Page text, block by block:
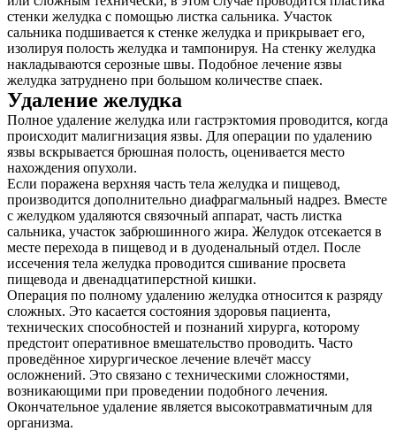
стенки желудка с помощью листка сальника. Участок
сальника подшивается к стенке желудка и прикрывает его,
изолируя полость желудка и тампонируя. На стенку желудка
накладываются серозные швы. Подобное лечение язвы
желудка затруднено при большом количестве спаек.
Удаление желудка
Полное удаление желудка или гастрэктомия проводится, когда
происходит малигнизация язвы. Для операции по удалению
язвы вскрывается брюшная полость, оценивается место
нахождения опухоли.
Если поражена верхняя часть тела желудка и пищевод,
производится дополнительно диафрагмальный надрез. Вместе
с желудком удаляются связочный аппарат, часть листка
сальника, участок забрюшинного жира. Желудок отсекается в
месте перехода в пищевод и в дуоденальный отдел. После
иссечения тела желудка проводится сшивание просвета
пищевода и двенадцатиперстной кишки.
Операция по полному удалению желудка относится к разряду
сложных. Это касается состояния здоровья пациента,
технических способностей и познаний хирурга, которому
предстоит оперативное вмешательство проводить. Часто
проведённое хирургическое лечение влечёт массу
осложнений. Это связано с техническими сложностями,
возникающими при проведении подобного лечения.
Окончательное удаление является высокотравматичным для
организма.